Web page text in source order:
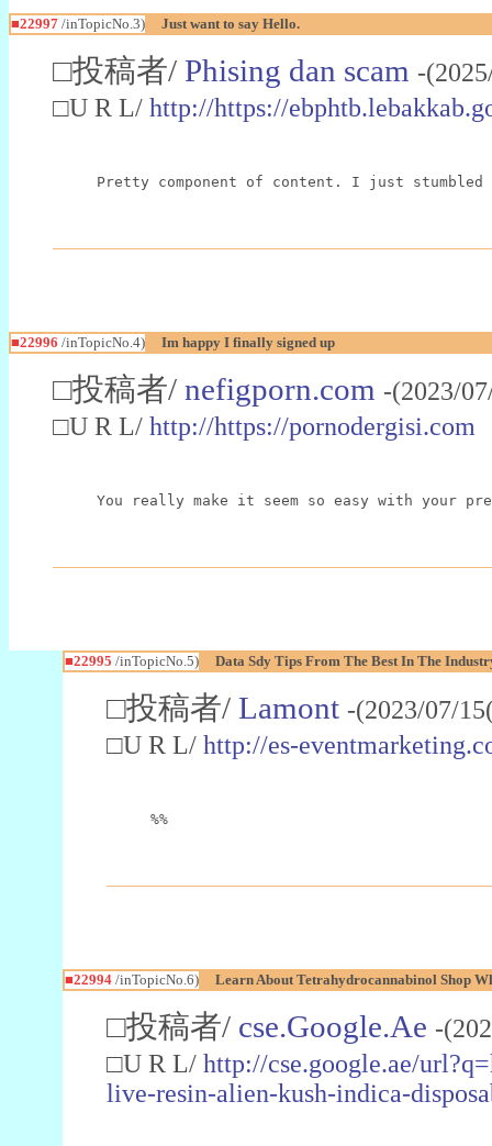
■22997 /inTopicNo.3) Just want to say Hello.
□投稿者/ Phising dan scam -
□U R L/ http://https://
Pretty component of content. I just
■22996 /inTopicNo.4) Im happy I finally signed up
□投稿者/ nefigporn.com -(2023/
□U R L/ http://https://pornodergisi.com
You really make it seem so easy with your
■22995 /inTopicNo.5) Data Sdy Tips From The Best In The
□投稿者/ Lamont -(2023/07/
□U R L/ http://es-
%%
■22994/inTopicNo.6) Learn About Tetrahydrocannabinol Shop
□投稿者/ cse.Google.Ae -
□U R L/ http://cse.google.ae/
live-resin-alien-kush-indica-